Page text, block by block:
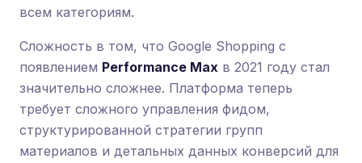
всем категориям.
Сложность в том, что Google Shopping с
появлением Performance Max в 2021 году стал
значительно сложнее. Платформа теперь
требует сложного управления фидом,
структурированной стратегии групп
материалов и детальных данных конверсий для